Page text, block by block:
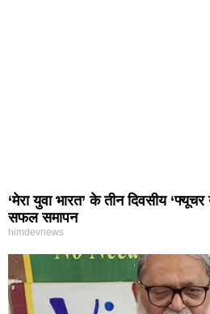
‘मेरा युवा भारत’ के तीन दिवसीय
सफल समापन
himdevnews